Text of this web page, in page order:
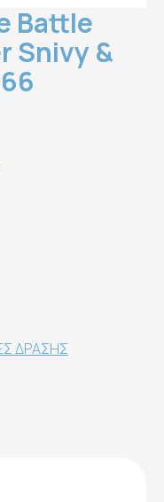
Battle
Snivy &
ΔΡΑΣΗΣ